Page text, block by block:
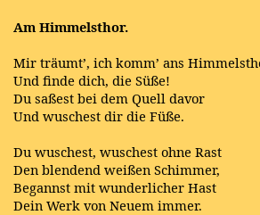
Am Himmelsthor.
Mir träumt’, ich komm’ ans
Und finde dich, die Süße!
Du saßest bei dem Quell davor
Und wuschest dir die Füße.
Du wuschest, wuschest ohne Rast
Den blendend weißen Schimmer,
Begannst mit wunderlicher Hast
Dein Werk von Neuem immer.